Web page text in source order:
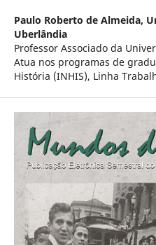
Paulo Roberto de Almeida,
Uberlândia
Professor Associado da
Atua nos programas de
História (INHIS), Linha